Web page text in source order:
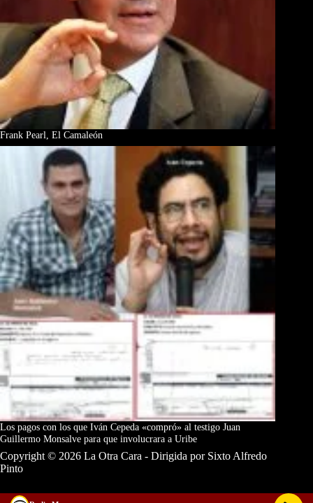
Frank Pearl, El Camaleón
Los pagos con los que Iván Cepeda «compró» al testigo Juan
Guillermo Monsalve para que involucrara a Uribe
Copyright © 2026 La Otra Cara - Dirigida por Sixto Alfredo
Pinto